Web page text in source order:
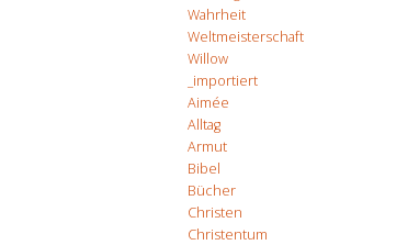
Wahrheit
Weltmeisterschaft
Willow
_importiert
Aimée
Alltag
Armut
Bibel
Bücher
Christen
Christentum